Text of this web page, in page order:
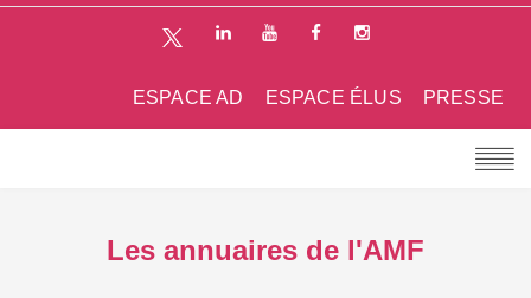
PRESSE
ESPACE ÉLUS
ESPACE AD
Les annuaires de l'AMF